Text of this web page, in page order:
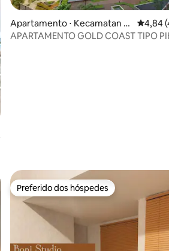
avaliação média de 5, 55 avaliações
Apartamento ⋅ Kecamatan P
enjaringan
4,84
4,84
APARTAMENTO GOLD COAST TIPO
Preferido dos hóspedes
Preferido dos hóspedes